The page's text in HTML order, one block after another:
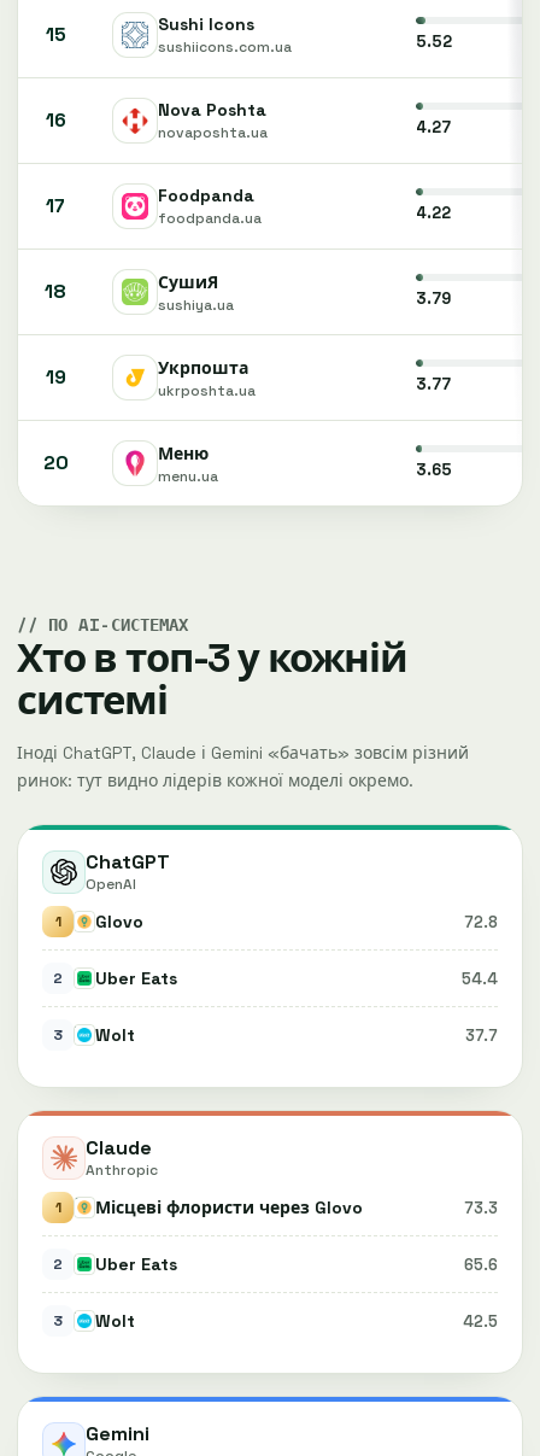
15 Sushi Icons
sushiicons.com.ua 5.52
16 Nova Poshta
novaposhta.ua 4.27
17 Foodpanda
foodpanda.ua 4.22
18 СушиЯ
sushiya.ua 3.79
19 Укрпошта
ukrposhta.ua 3.77
20 Меню
menu.ua 3.65
ПО AI-СИСТЕМАХ
Хто в топ-3 у кожній
системі
Іноді ChatGPT, Claude і Gemini «бачать» зовсім різний
ринок: тут видно лідерів кожної моделі окремо.
ChatGPT
OpenAI
1
Glovo 72.8
2 Uber Eats 54.4
3 Wolt 37.7
Claude
Anthropic
1
Місцеві флористи через Glovo 73.3
2 Uber Eats 65.6
3 Wolt 42.5
Gemini